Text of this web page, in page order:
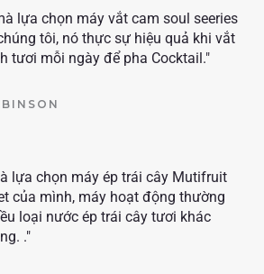
lựa chọn máy vắt cam soul seeries
tôi, nó thực sự hiệu quả khi vắt
tươi mỗi ngày để pha Cocktail."
lựa chọn máy ép trái cây Mutifruit
của mình, máy hoạt động thường
loại nước ép trái cây tươi khác
."